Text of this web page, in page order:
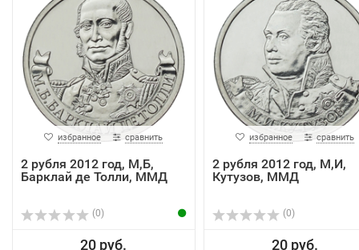
избранное сравнить
2 рубля 2012 год, М,Б,
Барклай де Толли, ММД
(0)
20 руб.
избранное сравнить
2 рубля 2012 год, М,И,
Кутузов, ММД
(0)
20 руб.